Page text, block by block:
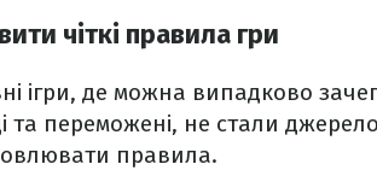
чіткі правила гри
ігри, де можна випадково
та переможені, не стали
правила.